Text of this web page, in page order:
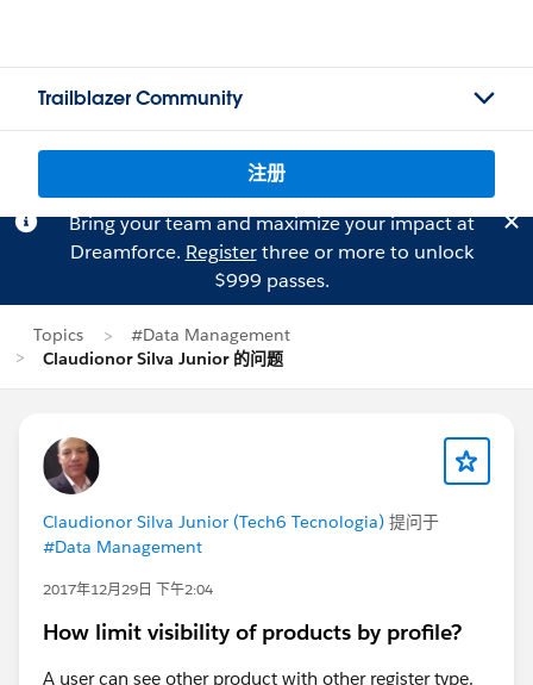
Trailblazer Community
注册
Bring your team and maximize your impact at
Dreamforce. Registerthree or more to unlock
$999 passes.
Topics
#Data Management
Claudionor Silva Junior 的问题
Claudionor Silva Junior (Tech6 Tecnologia) 提问于
#Data Management
2017年12月29日 下午2:04
How limit visibility of products by profile?
A user can see other product with other register type.